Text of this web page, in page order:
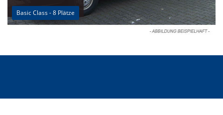
Basic Class - 8 Plätze